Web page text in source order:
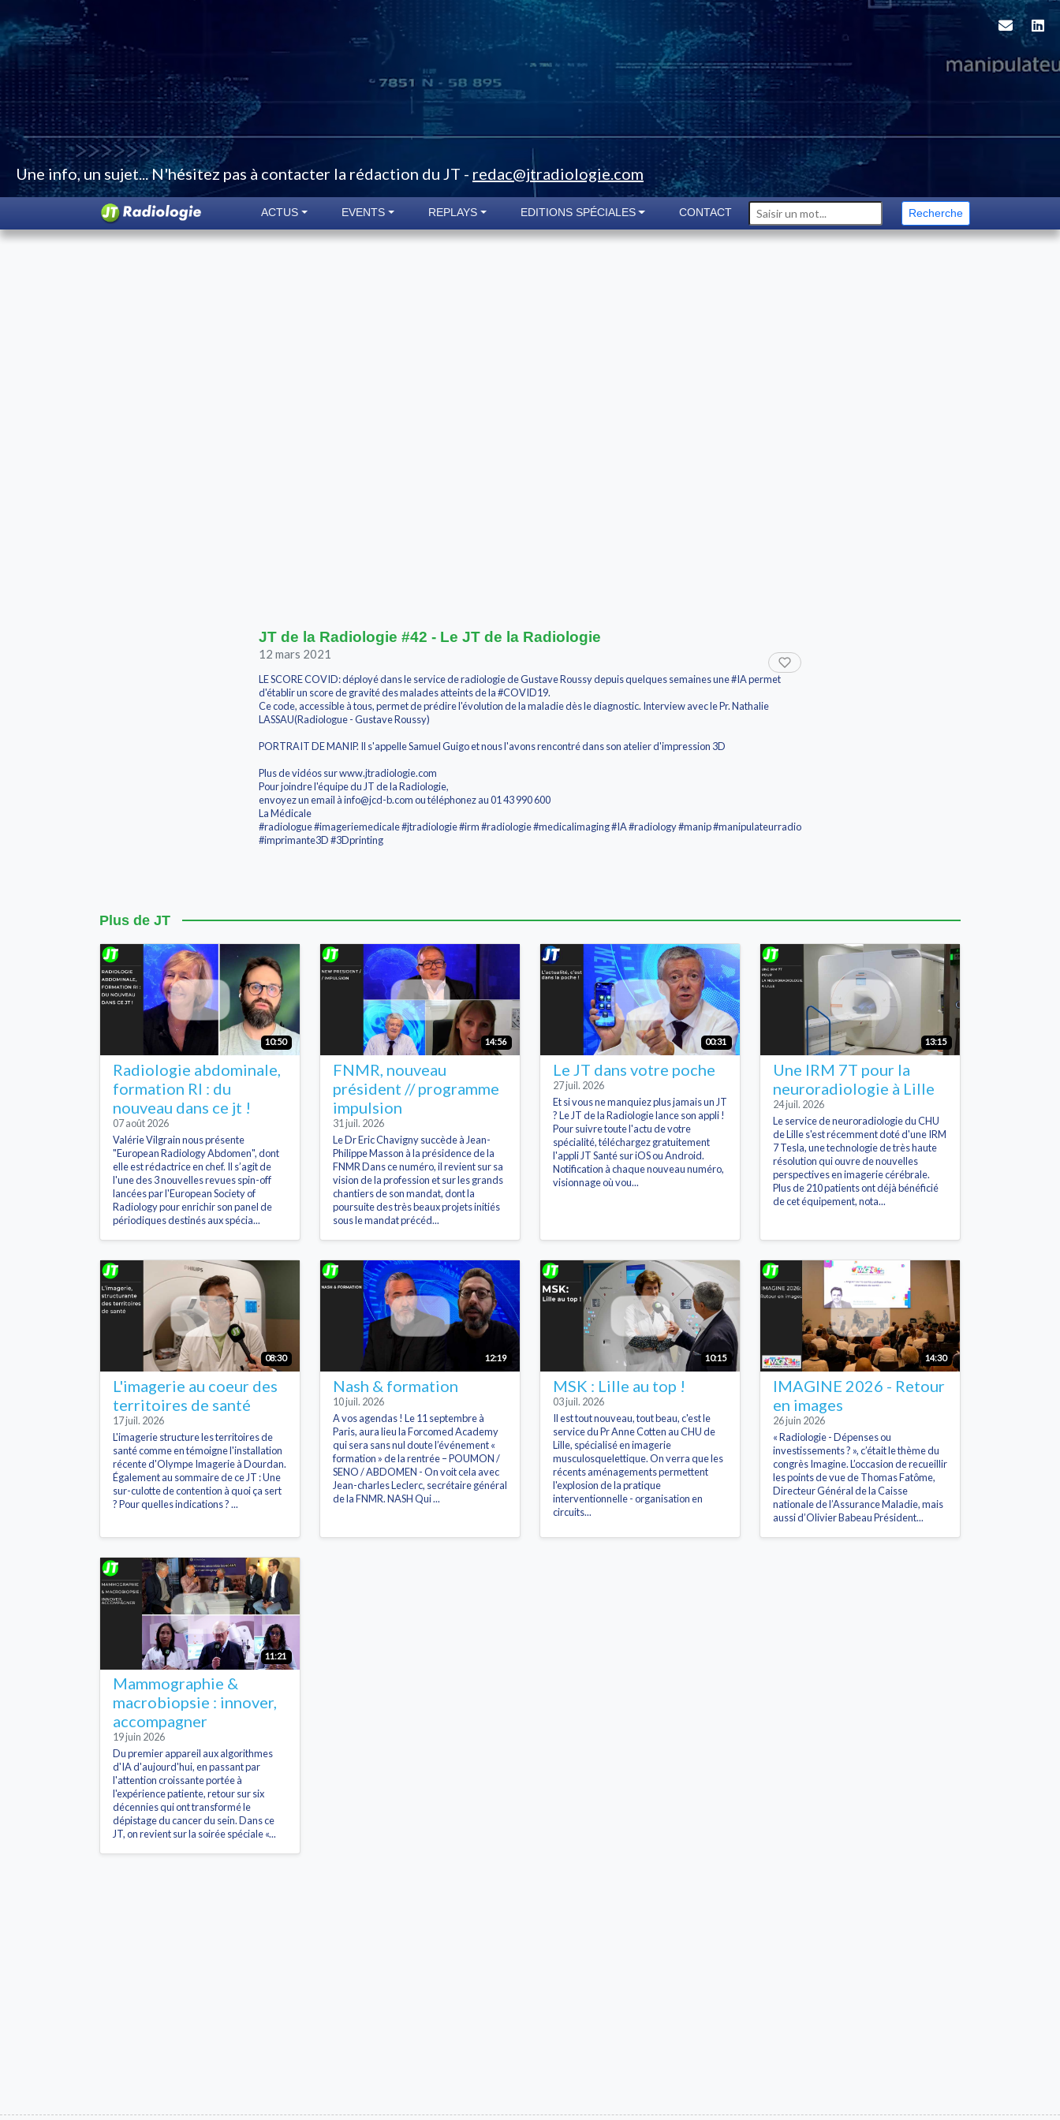
Une info, un sujet... N'hésitez pas à contacter la rédaction du JT - redac@jtradiologie.com
ACTUS EVENTS REPLAYS EDITIONS SPÉCIALES CONTACT Recherche
JT de la Radiologie #42 - Le JT de la Radiologie
12 mars 2021
LE SCORE COVID: déployé dans le service de radiologie de Gustave Roussy depuis quelques semaines une #IA permet
d'établir un score de gravité des malades atteints de la #COVID19.
Ce code, accessible à tous, permet de prédire l'évolution de la maladie dès le diagnostic. Interview avec le Pr. Nathalie
LASSAU(Radiologue - Gustave Roussy)
PORTRAIT DE MANIP. Il s'appelle Samuel Guigo et nous l'avons rencontré dans son atelier d'impression 3D
Plus de vidéos sur www.jtradiologie.com
Pour joindre l'équipe du JT de la Radiologie,
envoyez un email à info@jcd-b.com ou téléphonez au 01 43 990 600
La Médicale
#radiologue #imageriemedicale #jtradiologie #irm #radiologie #medicalimaging #IA #radiology #manip #manipulateurradio
#imprimante3D #3Dprinting
Plus de JT
10:50
Radiologie abdominale,
formation RI : du
nouveau dans ce jt !
07 août 2026
Valérie Vilgrain nous présente
"European Radiology Abdomen", dont
elle est rédactrice en chef. Il s’agit de
l'une des 3 nouvelles revues spin-off
lancées par l'European Society of
Radiology pour enrichir son panel de
périodiques destinés aux spécia...
14:56
FNMR, nouveau
président // programme
impulsion
31 juil. 2026
Le Dr Eric Chavigny succède à Jean-
Philippe Masson à la présidence de la
FNMR Dans ce numéro, il revient sur sa
vision de la profession et sur les grands
chantiers de son mandat, dont la
poursuite des très beaux projets initiés
sous le mandat précéd...
00:31
Le JT dans votre poche
27 juil. 2026
Et si vous ne manquiez plus jamais un JT
? Le JT de la Radiologie lance son appli !
Pour suivre toute l'actu de votre
spécialité, téléchargez gratuitement
l'appli JT Santé sur iOS ou Android.
Notification à chaque nouveau numéro,
visionnage où vou...
13:15
Une IRM 7T pour la
neuroradiologie à Lille
24 juil. 2026
Le service de neuroradiologie du CHU
de Lille s'est récemment doté d'une IRM
7 Tesla, une technologie de très haute
résolution qui ouvre de nouvelles
perspectives en imagerie cérébrale.
Plus de 210 patients ont déjà bénéficié
de cet équipement, nota...
08:30
L'imagerie au coeur des
territoires de santé
17 juil. 2026
L'imagerie structure les territoires de
santé comme en témoigne l'installation
récente d'Olympe Imagerie à Dourdan.
Également au sommaire de ce JT : Une
sur-culotte de contention à quoi ça sert
? Pour quelles indications ? ...
12:19
Nash & formation
10 juil. 2026
A vos agendas ! Le 11 septembre à
Paris, aura lieu la Forcomed Academy
qui sera sans nul doute l’événement «
formation » de la rentrée – POUMON /
SENO / ABDOMEN - On voit cela avec
Jean-charles Leclerc, secrétaire général
de la FNMR. NASH Qui ...
10:15
MSK : Lille au top !
03 juil. 2026
Il est tout nouveau, tout beau, c'est le
service du Pr Anne Cotten au CHU de
Lille, spécialisé en imagerie
musculosquelettique. On verra que les
récents aménagements permettent
l'explosion de la pratique
interventionnelle - organisation en
circuits...
14:30
IMAGINE 2026 - Retour
en images
26 juin 2026
« Radiologie - Dépenses ou
investissements ? », c’était le thème du
congrès Imagine. L’occasion de recueillir
les points de vue de Thomas Fatôme,
Directeur Général de la Caisse
nationale de l’Assurance Maladie, mais
aussi d’Olivier Babeau Président...
11:21
Mammographie &
macrobiopsie : innover,
accompagner
19 juin 2026
Du premier appareil aux algorithmes
d'IA d'aujourd'hui, en passant par
l'attention croissante portée à
l'expérience patiente, retour sur six
décennies qui ont transformé le
dépistage du cancer du sein. Dans ce
JT, on revient sur la soirée spéciale «...